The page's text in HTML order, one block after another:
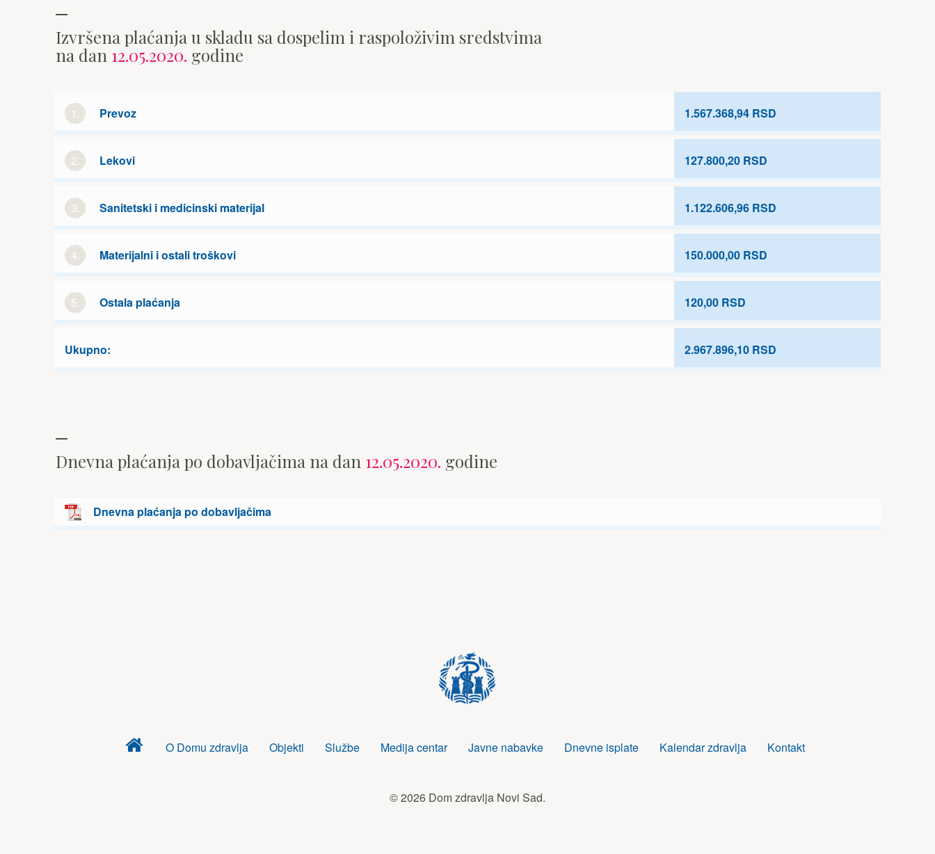
Izvršena plaćanja u skladu sa dospelim i raspoloživim sredstvima
na dan 12.05.2020. godine
1. Prevoz 1.567.368,94 RSD
2. Lekovi 127.800,20 RSD
3. Sanitetski i medicinski materijal 1.122.606,96 RSD
4. Materijalni i ostali troškovi 150.000,00 RSD
5. Ostala plaćanja 120,00 RSD
Ukupno: 2.967.896,10 RSD
Dnevna plaćanja po dobavljačima na dan 12.05.2020. godine
Dnevna plaćanja po dobavljačima
Dom
O Domu zdravlja Objekti Službe Medija centar Javne nabavke Dnevne isplate Kalendar zdravlja Kontakt
© 2026 Dom zdravlja Novi Sad.